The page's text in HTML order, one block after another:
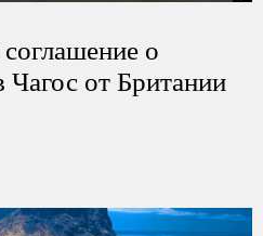
о
Чагос от Британии